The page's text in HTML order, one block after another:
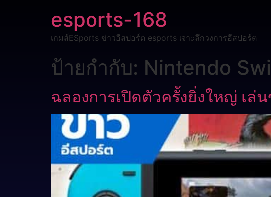
esports-168
เกมส์ESports ข่าวอีสปอร์ต esports เจาะลึกวงการอีสปอร์ต
ป้ายกำกับ: Nintendo
ฉลองการเปิดตัวครั้งยิ่งใหญ่ เ